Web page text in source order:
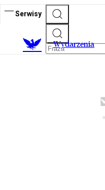
Serwisy
Wydarzenia